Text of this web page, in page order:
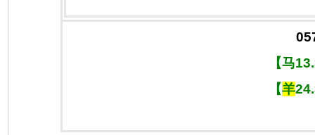
【马
【羊